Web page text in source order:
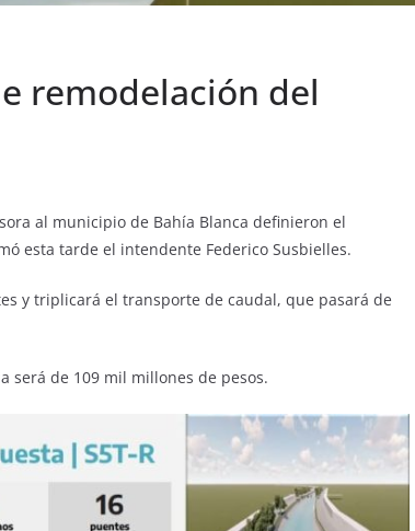
remodelación del
al municipio de Bahía Blanca definieron el
esta tarde el intendente Federico Susbielles.
y triplicará el transporte de caudal, que pasará de
será de 109 mil millones de pesos.